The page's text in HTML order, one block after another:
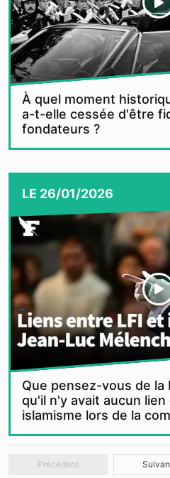
À quel moment
a-t-elle cessée d'être
fondateurs ?
LE 26/01/2026
Que pensez-vous de la
qu'il n'y avait aucun
islamisme lors de la
Précédent